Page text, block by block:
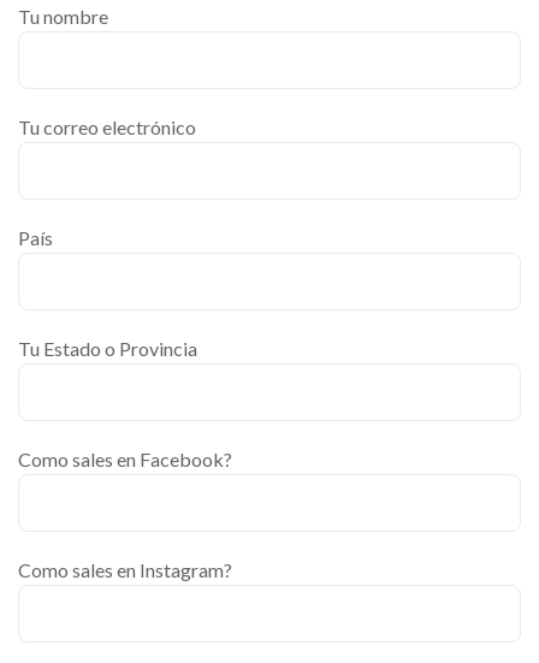
Tu nombre
Tu correo electrónico
País
Tu Estado o Provincia
Como sales en Facebook?
Como sales en Instagram?